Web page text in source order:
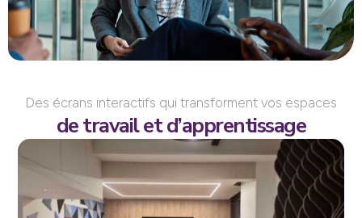
Des écrans interactifs qui transforment vos espaces
de travail et d’apprentissage